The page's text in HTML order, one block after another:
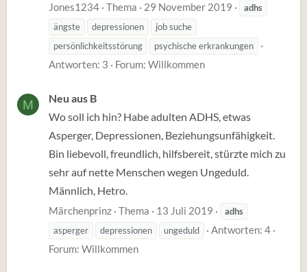
Jones1234 Thema 29 November 2019
adhs
ängste
depressionen
job suche
persönlichkeitsstörung
psychische erkrankungen
Antworten: 3 Forum: Willkommen
M
Neu aus B
Wo soll ich hin? Habe adulten ADHS, etwas
Asperger, Depressionen, Beziehungsunfähigkeit.
Bin liebevoll, freundlich, hilfsbereit, stürzte mich zu
sehr auf nette Menschen wegen Ungeduld.
Männlich, Hetro.
Märchenprinz Thema 13 Juli 2019
adhs
asperger
depressionen ungeduld
Antworten: 4
Forum: Willkommen